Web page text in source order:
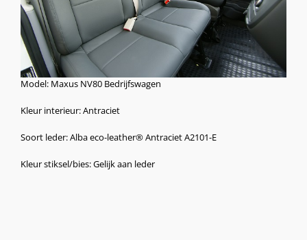
Model: Maxus NV80 Bedrijfswagen
Kleur interieur: Antraciet
Soort leder: Alba eco-leather® Antraciet A2101-E
Kleur stiksel/bies: Gelijk aan leder